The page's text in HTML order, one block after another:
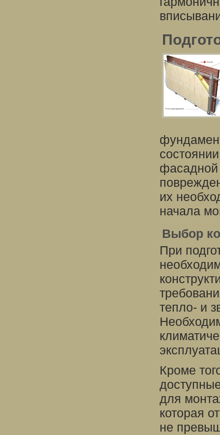
фасадной
их
начала
Выбор
При
тепло- и
Кроме
для
которая
не